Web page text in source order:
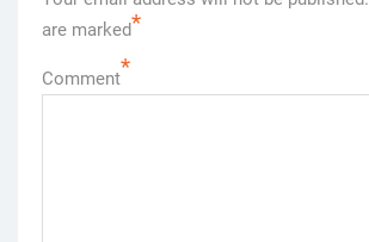
are marked*
Comment*